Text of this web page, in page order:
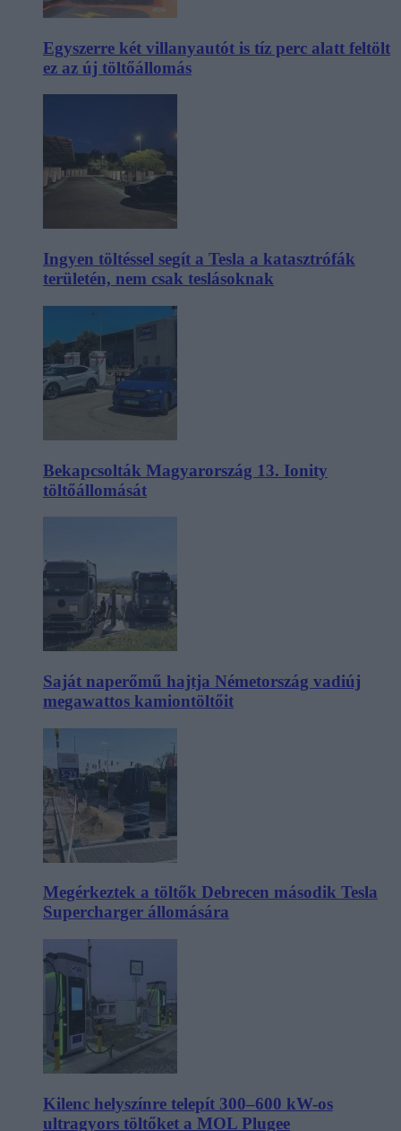
Egyszerre két villanyautót is tíz perc alatt feltölt
ez az új töltőállomás
Ingyen töltéssel segít a Tesla a katasztrófák
területén, nem csak teslásoknak
Bekapcsolták Magyarország 13. Ionity
töltőállomását
Saját naperőmű hajtja Németország vadiúj
megawattos kamiontöltőit
Megérkeztek a töltők Debrecen második Tesla
Supercharger állomására
Kilenc helyszínre telepít 300–600 kW-os
ultragyors töltőket a MOL Plugee